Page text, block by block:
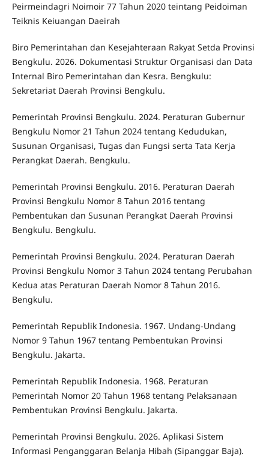
Peirmeindagri Noimoir 77 Tahun 2020 teintang Peidoiman
Teiknis Keiuangan Daeirah
Biro Pemerintahan dan Kesejahteraan Rakyat Setda Provinsi
Bengkulu. 2026. Dokumentasi Struktur Organisasi dan Data
Internal Biro Pemerintahan dan Kesra. Bengkulu:
Sekretariat Daerah Provinsi Bengkulu.
Pemerintah Provinsi Bengkulu. 2024. Peraturan Gubernur
Bengkulu Nomor 21 Tahun 2024 tentang Kedudukan,
Susunan Organisasi, Tugas dan Fungsi serta Tata Kerja
Perangkat Daerah. Bengkulu.
Pemerintah Provinsi Bengkulu. 2016. Peraturan Daerah
Provinsi Bengkulu Nomor 8 Tahun 2016 tentang
Pembentukan dan Susunan Perangkat Daerah Provinsi
Bengkulu. Bengkulu.
Pemerintah Provinsi Bengkulu. 2024. Peraturan Daerah
Provinsi Bengkulu Nomor 3 Tahun 2024 tentang Perubahan
Kedua atas Peraturan Daerah Nomor 8 Tahun 2016.
Bengkulu.
Pemerintah Republik Indonesia. 1967. Undang-Undang
Nomor 9 Tahun 1967 tentang Pembentukan Provinsi
Bengkulu. Jakarta.
Pemerintah Republik Indonesia. 1968. Peraturan
Pemerintah Nomor 20 Tahun 1968 tentang Pelaksanaan
Pembentukan Provinsi Bengkulu. Jakarta.
Pemerintah Provinsi Bengkulu. 2026. Aplikasi Sistem
Informasi Penganggaran Belanja Hibah (Sipanggar Baja).